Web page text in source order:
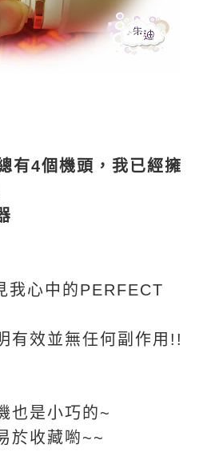
有4個機頭，我已經擁
心中的PERFECT
有效並無任何副作用!!
也是小巧的~
於收藏喲~~